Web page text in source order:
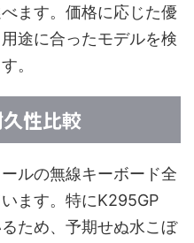
ます。価格に応じた優
途に合ったモデルを検
。
性比較
ルの無線キーボード全
ます。特にK295GP
ため、予期せぬ水こぼ